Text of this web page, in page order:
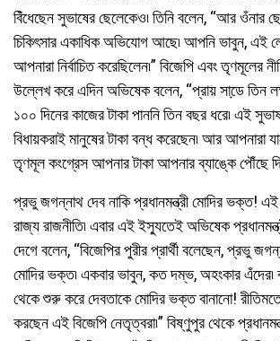
বিঁধেছেন সুভাষের ছেলেকেও৷ তিনি বলেন, “আর ওঁনার
চিকিৎসার একাধিক অভিযোগ আছে৷ আপনি ভাবুন, এই
আপনারা নির্বাচিত করেছিলেন৷” বিজেপি এবং তৃণমূলের
উল্লেখ করে এদিন অভিষেক বলেন, “প্রায় সাডে় তিন
১০০ দিনের কাজের টাকা পাননি তিন বছর ধরে৷ এই
বিধায়করাই মানুষের টাকা বন্ধ করেছেন৷ আর আপনারা
তৃণমূল কংগ্রেস আপনার টাকা আপনার ব্যাঙ্কে পৌঁছে
প্রভু জগন্নাথ দেব নাকি প্রধানমন্ত্রী মোদির ভক্ত!
রাজ্য রাজনীতি৷ এবার এই ইসু্যতেই অভিষেক
দেগে বলেন, “বিজেপির পুরীর প্রার্থী বলেছেন, প্রভু
মোদির ভক্ত৷ একবার ভাবুন, কত দম্ভ, অহংকার এঁদের৷
থেকে শুরু করে দেবতাকে মোদির ভক্ত বানানো!
করছেন এই বিজেপি নেতৃত্বরা৷” বিষ্ণুপুর থেকে